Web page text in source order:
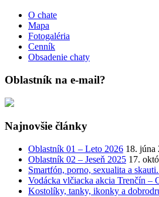
O chate
Mapa
Fotogaléria
Cenník
Obsadenie chaty
Oblastník na e-mail?
Najnovšie články
Oblastník 01 – Leto 2026 18. júna
Oblastník 02 – Jeseň 2025 17.
Smartfón, porno, sexualita a
Vodácka vlčiacka akcia Trenčín –
Kostolíky, tanky, ikonky a